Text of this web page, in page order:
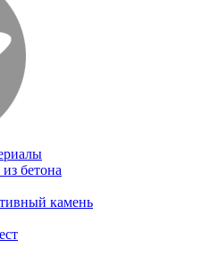
бетона
камень